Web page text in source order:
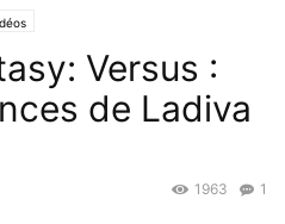
Versus :
de Ladiva
1
1963